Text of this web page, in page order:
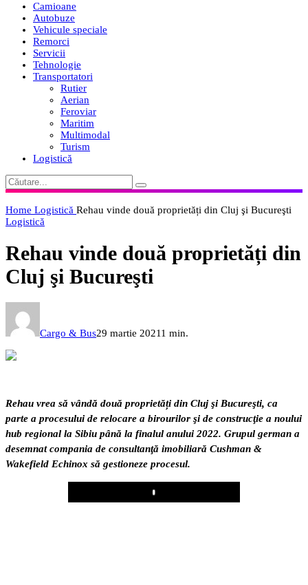
Camioane
Autobuze
Vehicule speciale
Remorci
Servicii
Tehnologie
Transportatori
Rutier
Aerian
Feroviar
Maritim
Multimodal
Turism
Logistică
Home Logistică Rehau vinde două proprietăți din Cluj şi Bucureşti
Logistică
Rehau vinde două proprietăți din
Cluj şi Bucureşti
Cargo & Bus29 martie 20211 min.
Rehau vrea să vândă două proprietăți din Cluj şi Bucureşti, ca
parte a procesului de relocare a birourilor şi de construcţie a noului
hub regional la Sibiu până la finalul anului 2022. Grupul german a
desemnat compania de consultanţă imobiliară Cushman &
Wakefield Echinox să gestioneze procesul.
Play